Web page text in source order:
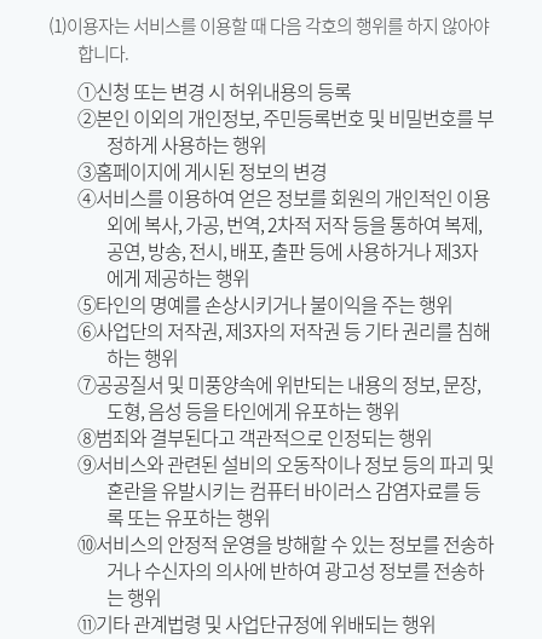
(1)이용자는 서비스를 이용할 때 다음 각호의 행위를 하지 않아야
합니다.
①신청 또는 변경 시 허위내용의 등록
②본인 이외의 개인정보, 주민등록번호 및 비밀번호를 부
정하게 사용하는 행위
③홈페이지에 게시된 정보의 변경
④서비스를 이용하여 얻은 정보를 회원의 개인적인 이용
외에 복사, 가공, 번역, 2차적 저작 등을 통하여 복제,
공연, 방송, 전시, 배포, 출판 등에 사용하거나 제3자
에게 제공하는 행위
⑤타인의 명예를 손상시키거나 불이익을 주는 행위
⑥사업단의 저작권, 제3자의 저작권 등 기타 권리를 침해
하는 행위
⑦공공질서 및 미풍양속에 위반되는 내용의 정보, 문장,
도형, 음성 등을 타인에게 유포하는 행위
⑧범죄와 결부된다고 객관적으로 인정되는 행위
⑨서비스와 관련된 설비의 오동작이나 정보 등의 파괴 및
혼란을 유발시키는 컴퓨터 바이러스 감염자료를 등
록 또는 유포하는 행위
⑩서비스의 안정적 운영을 방해할 수 있는 정보를 전송하
거나 수신자의 의사에 반하여 광고성 정보를 전송하
는 행위
⑪기타 관계법령 및 사업단규정에 위배되는 행위